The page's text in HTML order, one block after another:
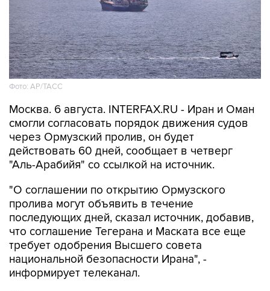
Фото: AP/ТАСС
Москва. 6 августа. INTERFAX.RU - Иран и Оман
смогли согласовать порядок движения судов
через Ормузский пролив, он будет
действовать 60 дней, сообщает в четверг
"Аль-Арабийя" со ссылкой на источник.
"О соглашении по открытию Ормузского
пролива могут объявить в течение
последующих дней, сказал источник, добавив,
что соглашение Тегерана и Маската все еще
требует одобрения Высшего совета
национальной безопасности Ирана", -
информирует телеканал.